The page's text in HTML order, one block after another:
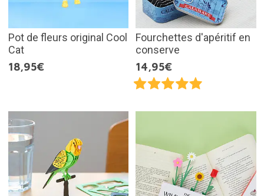
Pot de fleurs original Cool
Cat
18,95€
Fourchettes d'apéritif en
conserve
14,95€